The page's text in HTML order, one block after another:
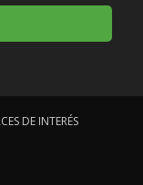
DE INTERÉS